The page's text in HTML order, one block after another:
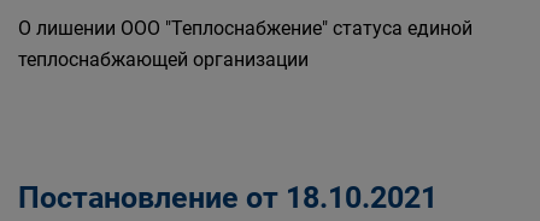
О лишении ООО "Теплоснабжение" статуса единой
теплоснабжающей организации
Постановление от 18.10.2021